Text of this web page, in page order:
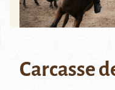
Carcasse